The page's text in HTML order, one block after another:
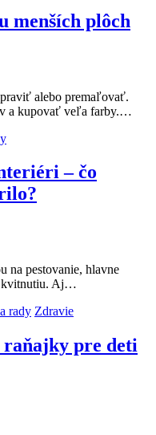
menších plôch
alebo premaľovať.
a kupovať veľa farby.…
– čo
na pestovanie, hlavne
kvitnutiu. Aj…
rady Zdravie
raňajky pre deti